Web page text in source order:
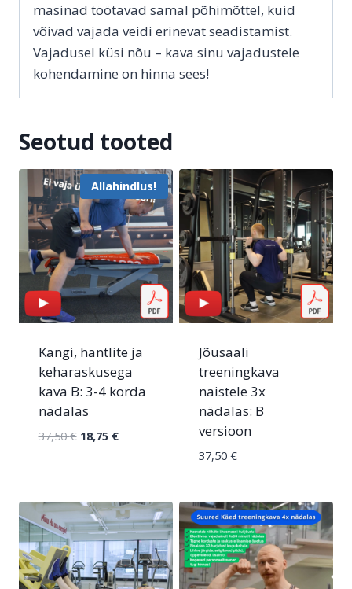
masinad töötavad samal põhimõttel, kuid
võivad vajada veidi erinevat seadistamist.
Vajadusel küsi nõu – kava sinu vajadustele
kohendamine on hinna sees!
Seotud tooted
Allahindlus!
Kangi, hantlite ja
keharaskusega
kava B: 3-4 korda
nädalas
37,50€ 18,75 €
Jõusaali
treeningkava
naistele 3x
nädalas: B
versioon
37,50 €